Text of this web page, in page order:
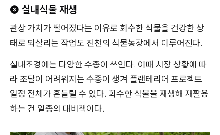
❸ 실내식물 재생
관상 가치가 떨어졌다는 이유로 회수한 식물을 건강한 상
태로 되살리는 작업도 진천의 식물농장에서 이루어진다.
실내조경에는 다양한 수종이 쓰인다. 이때 시장 상황에 따
라 조달이 어려워지는 수종이 생겨 플랜테리어 프로젝트
일정 전체가 흔들릴 수 있다. 회수한 식물을 재생해 재활용
하는 건 일종의 대비책이다.